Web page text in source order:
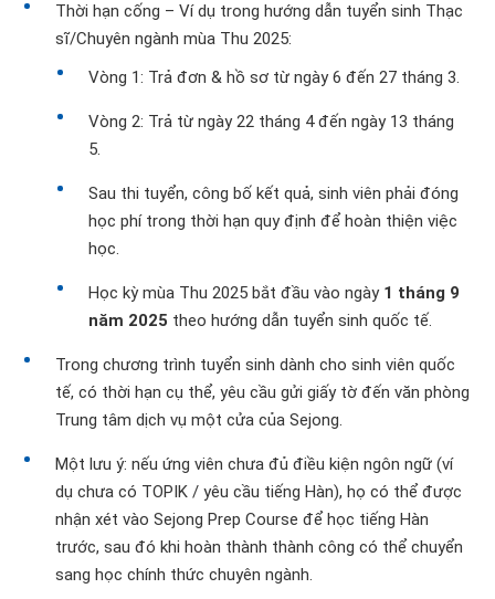
Thời hạn cống – Ví dụ trong hướng dẫn tuyển sinh Thạc
sĩ/Chuyên ngành mùa Thu 2025:
Vòng 1: Trả đơn & hồ sơ từ ngày 6 đến 27 tháng 3.
Vòng 2: Trả từ ngày 22 tháng 4 đến ngày 13 tháng
5.
Sau thi tuyển, công bố kết quả, sinh viên phải đóng
học phí trong thời hạn quy định để hoàn thiện việc
học.
Học kỳ mùa Thu 2025 bắt đầu vào ngày 1 tháng 9
năm 2025 theo hướng dẫn tuyển sinh quốc tế.
Trong chương trình tuyển sinh dành cho sinh viên quốc
tế, có thời hạn cụ thể, yêu cầu gửi giấy tờ đến văn phòng
Trung tâm dịch vụ một cửa của Sejong.
Một lưu ý: nếu ứng viên chưa đủ điều kiện ngôn ngữ (ví
dụ chưa có TOPIK / yêu cầu tiếng Hàn), họ có thể được
nhận xét vào Sejong Prep Course để học tiếng Hàn
trước, sau đó khi hoàn thành thành công có thể chuyển
sang học chính thức chuyên ngành.